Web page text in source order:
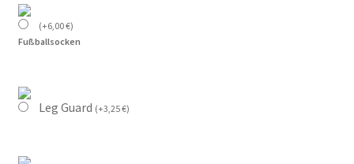
(+6,00€)
Fußballsocken
Leg Guard (+3,25€)